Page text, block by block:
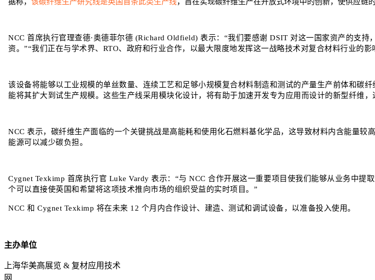
据称， 该碳纤维生产研究线是英国首条此类生产线，旨在实现碳纤维生产在开放式环境中的创新，使供应
NCC 首席执行官理查德·奥德菲尔德 (Richard Oldfield) 表示：“我们要感谢 DSIT 对这一国家资产的支
资。”“我们正在与学术界、RTO、政府和行业合作，以最大限度地发挥这一战略技术对复合材料行业的影
该设备将能够以工业规模的单丝数量、连续工艺和足够小规模复合材料制造和测试的产量生产前体和碳
能将其扩大到试生产规模。这些生产线采用模块化设计，将有助于加速开发专为应用而设计的新型纤维
NCC 表示，碳纤维生产面临的一个关键挑战是高能耗和使用化石燃料基化学品，这导致材料内含能量
能源可以减少碳负担。
Cygnet Texkimp 首席执行官 Luke Vardy 表示：“与 NCC 合作开展这一重要项目使我们能够从业务
个可以直接使英国和希望将这项技术推向市场的组织受益的实时项目。”
NCC 和 Cygnet Texkimp 将在未来 12 个月内合作设计、建造、测试和调试设备，以准备投入使用。
主办单位
上海华美高展览 & 复材应用技术
网